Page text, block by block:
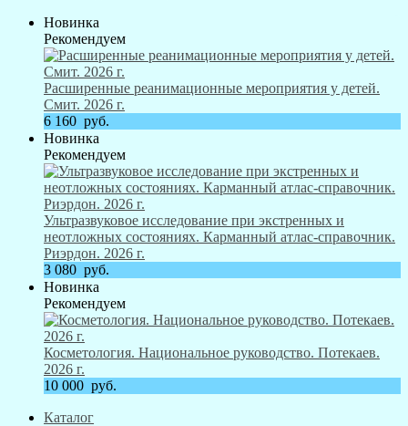
Новинка
Рекомендуем
Расширенные реанимационные мероприятия у детей.
Смит. 2026 г.
6 160 руб.
Новинка
Рекомендуем
Ультразвуковое исследование при экстренных и
неотложных состояниях. Карманный атлас-справочник.
Риэрдон. 2026 г.
3 080 руб.
Новинка
Рекомендуем
Косметология. Национальное руководство. Потекаев.
2026 г.
10 000 руб.
Каталог